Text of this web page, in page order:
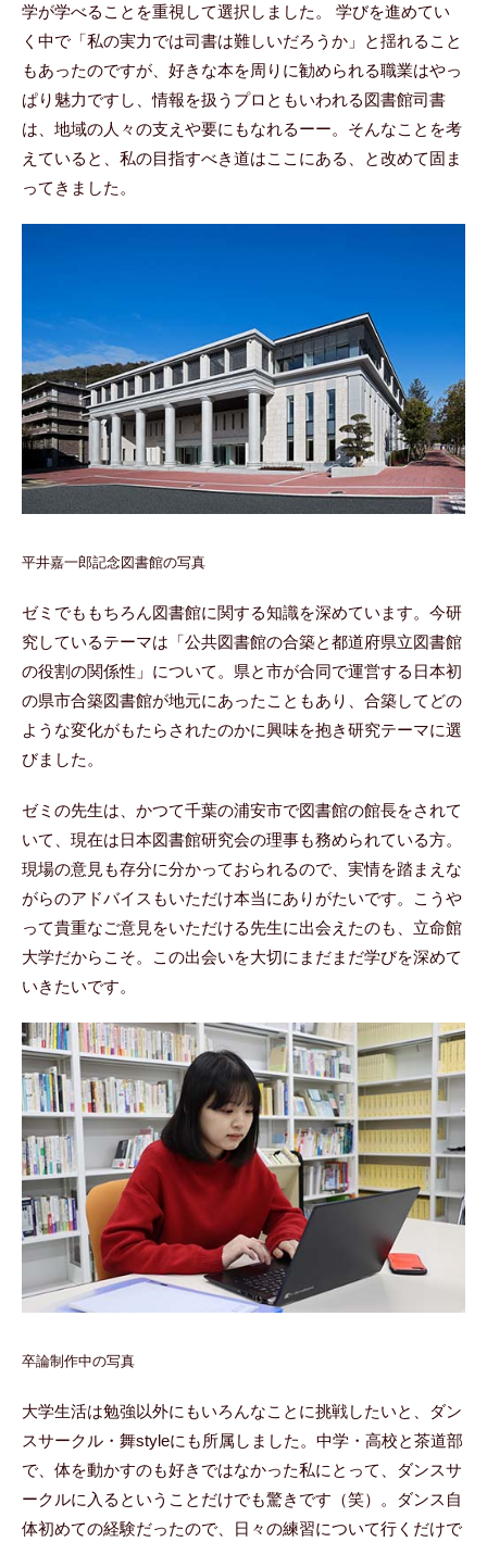
学が学べることを重視して選択しました。 学びを進めてい
く中で「私の実力では司書は難しいだろうか」と揺れること
もあったのですが、好きな本を周りに勧められる職業はやっ
ぱり魅力ですし、情報を扱うプロともいわれる図書館司書
は、地域の人々の支えや要にもなれるーー。そんなことを考
えていると、私の目指すべき道はここにある、と改めて固ま
ってきました。
平井嘉一郎記念図書館の写真
ゼミでももちろん図書館に関する知識を深めています。今研
究しているテーマは「公共図書館の合築と都道府県立図書館
の役割の関係性」について。県と市が合同で運営する日本初
の県市合築図書館が地元にあったこともあり、合築してどの
ような変化がもたらされたのかに興味を抱き研究テーマに選
びました。
ゼミの先生は、かつて千葉の浦安市で図書館の館長をされて
いて、現在は日本図書館研究会の理事も務められている方。
現場の意見も存分に分かっておられるので、実情を踏まえな
がらのアドバイスもいただけ本当にありがたいです。こうや
って貴重なご意見をいただける先生に出会えたのも、立命館
大学だからこそ。この出会いを大切にまだまだ学びを深めて
いきたいです。
卒論制作中の写真
大学生活は勉強以外にもいろんなことに挑戦したいと、ダン
スサークル・舞styleにも所属しました。中学・高校と茶道部
で、体を動かすのも好きではなかった私にとって、ダンスサ
ークルに入るということだけでも驚きです（笑）。ダンス自
体初めての経験だったので、日々の練習について行くだけで